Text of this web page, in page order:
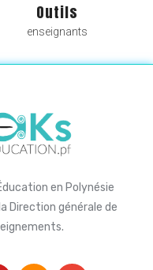
Outils
enseignants
en Polynésie
Direction générale de